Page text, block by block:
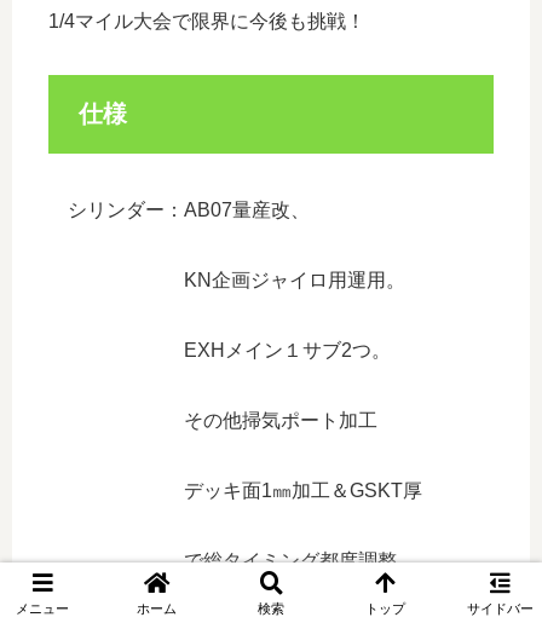
1/4マイル大会で限界に今後も挑戦！
仕様
シリンダー：AB07量産改、
KN企画ジャイロ用運用。
EXHメイン１サブ2つ。
その他掃気ポート加工
デッキ面1㎜加工＆GSKT厚
で総タイミング都度調整
メニュー ホーム 検索 トップ サイドバー